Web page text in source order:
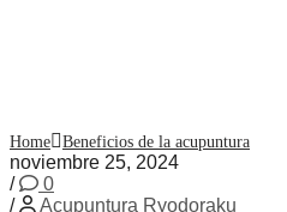
Home Beneficios de la acupuntura
noviembre 25, 2024
/
0
/
Acupuntura Ryodoraku